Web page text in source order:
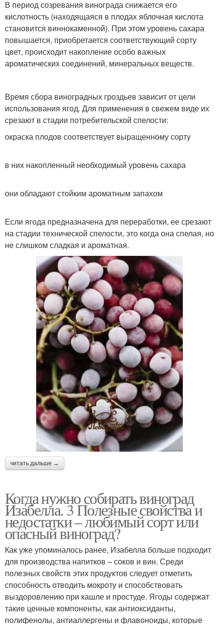
В период созревания винограда снижается его
кислотность (находящаяся в плодах яблочная кислота
становится виннокаменной). При этом уровень сахара
повышается, приобретается соответствующий сорту
цвет, происходит накопление особо важных
ароматических соединений, минеральных веществ.
Время сбора виноградных гроздьев зависит от цели
использования ягод. Для применения в свежем виде их
срезают в стадии потребительской спелости:
окраска плодов соответствует выращенному сорту
в них накопленный необходимый уровень сахара
они обладают стойким ароматным запахом
Если ягода предназначена для переработки, ее срезают
на стадии технической спелости, это когда она спелая, но
не слишком сладкая и ароматная.
читать дальше →
Когда нужно собирать виноград
Изабелла. 3 Полезные свойства и
недостатки – любимый сорт или
опасный виноград?
Как уже упоминалось ранее, Изабелла больше подходит
для производства напитков – соков и вин. Среди
полезных свойств этих продуктов следует отметить
способность отводить мокроту и способствовать
выздоровлению при кашле и простуде. Ягоды содержат
такие ценные компоненты, как антиоксиданты,
полифенолы, антиаллергены и флавоноиды, которые